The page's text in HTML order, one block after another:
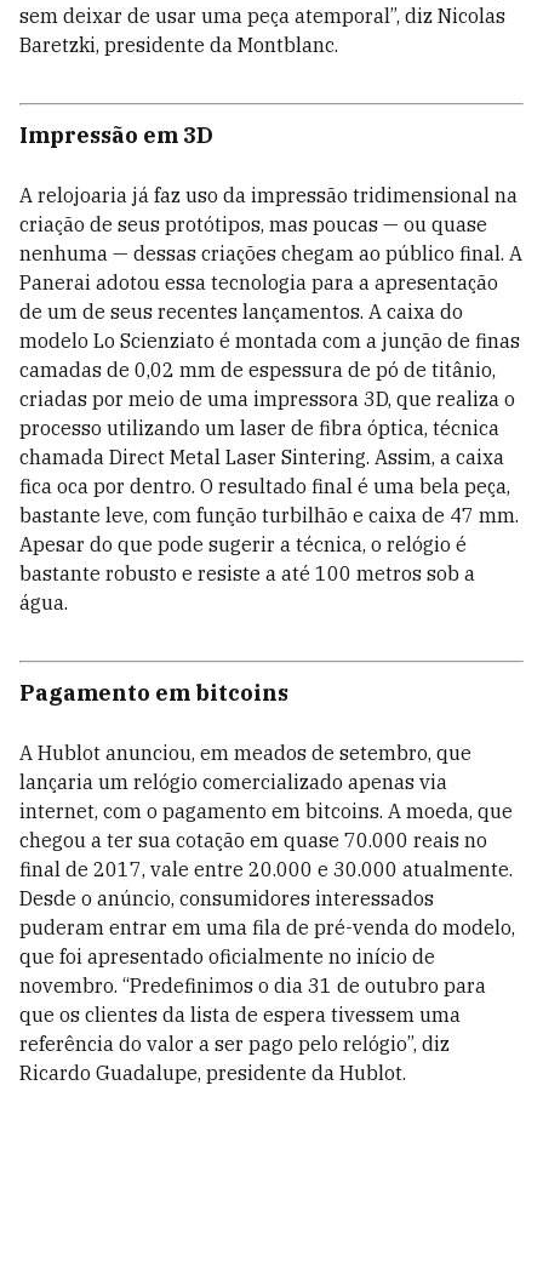
sem deixar de usar uma peça atemporal”, diz Nicolas
Baretzki, presidente da Montblanc.
Impressão em 3D
A relojoaria já faz uso da impressão tridimensional na
criação de seus protótipos, mas poucas — ou quase
nenhuma — dessas criações chegam ao público final. A
Panerai adotou essa tecnologia para a apresentação
de um de seus recentes lançamentos. A caixa do
modelo Lo Scienziato é montada com a junção de finas
camadas de 0,02 mm de espessura de pó de titânio,
criadas por meio de uma impressora 3D, que realiza o
processo utilizando um laser de fibra óptica, técnica
chamada Direct Metal Laser Sintering. Assim, a caixa
fica oca por dentro. O resultado final é uma bela peça,
bastante leve, com função turbilhão e caixa de 47 mm.
Apesar do que pode sugerir a técnica, o relógio é
bastante robusto e resiste a até 100 metros sob a
água.
Pagamento em bitcoins
A Hublot anunciou, em meados de setembro, que
lançaria um relógio comercializado apenas via
internet, com o pagamento em bitcoins. A moeda, que
chegou a ter sua cotação em quase 70.000 reais no
final de 2017, vale entre 20.000 e 30.000 atualmente.
Desde o anúncio, consumidores interessados
puderam entrar em uma fila de pré-venda do modelo,
que foi apresentado oficialmente no início de
novembro. “Predefinimos o dia 31 de outubro para
que os clientes da lista de espera tivessem uma
referência do valor a ser pago pelo relógio”, diz
Ricardo Guadalupe, presidente da Hublot.